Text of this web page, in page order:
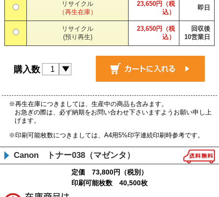
リサイクル
（再生在庫）
23,650円（税
込）
即日
リサイクル
(預り再生)
23,650円（税
込）
回収後
10営業日
購入数
※再生在庫につきましては、生産中の商品も含みます。
お急ぎの際は、必ず納期をお問い合わせ下さいますようお願い申し上
げます。
※印刷可能枚数につきましては、A4用5%印字連続印刷時参考です。
Canon トナー038（マゼンタ）
定価 73,800円（税別）
印刷可能枚数 40,500枚